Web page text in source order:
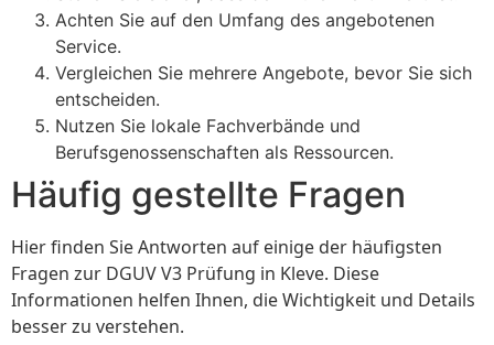
Achten Sie auf den Umfang des angebotenen
Service.
Vergleichen Sie mehrere Angebote, bevor Sie sich
entscheiden.
Nutzen Sie lokale Fachverbände und
Berufsgenossenschaften als Ressourcen.
Häufig gestellte Fragen
Hier finden Sie Antworten auf einige der häufigsten
Fragen zur DGUV V3 Prüfung in Kleve. Diese
Informationen helfen Ihnen, die Wichtigkeit und Details
besser zu verstehen.